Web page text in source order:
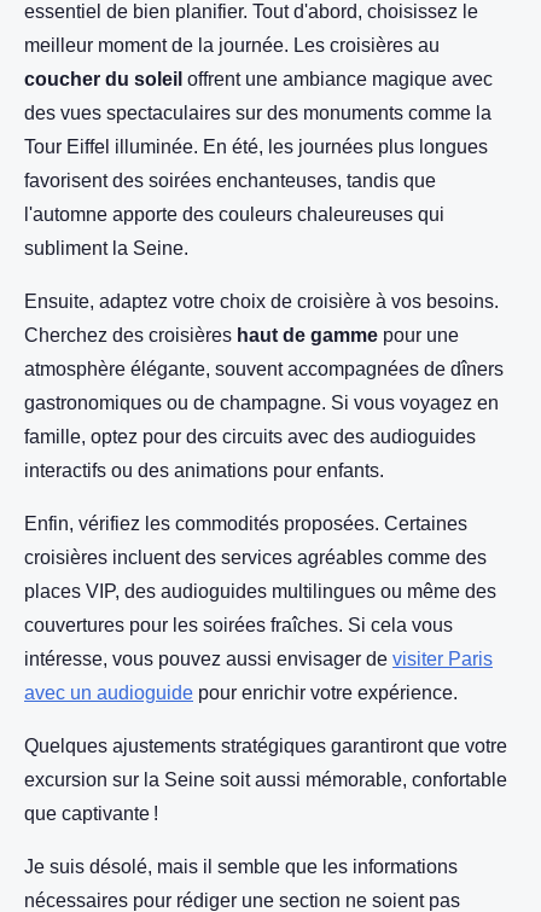
essentiel de bien planifier. Tout d'abord, choisissez le
meilleur moment de la journée. Les croisières au
coucher du soleil offrent une ambiance magique avec
des vues spectaculaires sur des monuments comme la
Tour Eiffel illuminée. En été, les journées plus longues
favorisent des soirées enchanteuses, tandis que
l'automne apporte des couleurs chaleureuses qui
subliment la Seine.
Ensuite, adaptez votre choix de croisière à vos besoins.
Cherchez des croisières haut de gamme pour une
atmosphère élégante, souvent accompagnées de dîners
gastronomiques ou de champagne. Si vous voyagez en
famille, optez pour des circuits avec des audioguides
interactifs ou des animations pour enfants.
Enfin, vérifiez les commodités proposées. Certaines
croisières incluent des services agréables comme des
places VIP, des audioguides multilingues ou même des
couvertures pour les soirées fraîches. Si cela vous
intéresse, vous pouvez aussi envisager de visiter Paris
avec un audioguide pour enrichir votre expérience.
Quelques ajustements stratégiques garantiront que votre
excursion sur la Seine soit aussi mémorable, confortable
que captivante !
Je suis désolé, mais il semble que les informations
nécessaires pour rédiger une section ne soient pas